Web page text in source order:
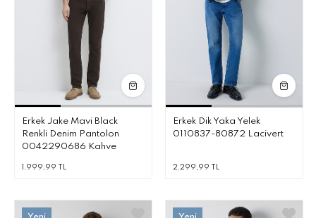
Erkek Jake Mavi Black
Renkli Denim Pantolon
0042290686 Kahve
1.999,99 TL
Erkek Dik Yaka Yelek
0110837-80872 Lacivert
2.299,99 TL